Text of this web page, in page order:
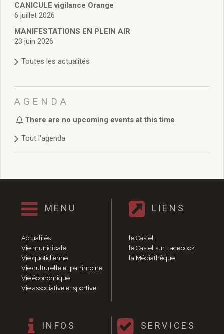
Budget de Fonctionnement
Budget d’Investissement
Conseils municipaux
Règlement du conseil municipal
Délibérations 2025
Délibérations 2022
Délibérations 2021
Délibérations 2020
Délibérations 2019
Délibérations 2018
Délibérations 2014
Délibérations 2013
Délibérations 2011
Délibérations 2010
Délibérations 2009
Délibérations 2008
Agenda réunions publiques
Marchés publics
Vie quotidienne
CANICULE vigilance Orange
6 juillet 2026
MANIFESTATIONS EN PLEIN AIR
23 juin 2026
Toutes les actualités
AGENDA
There are no upcoming events at this time
Tout l'agenda
MENU
Actualités
Vie municipale
Vie quotidienne
Vie culturelle et patrimoine
Vie économique
Vie associative et sportive
LIENS
le Castel
le Castel sur Facebook
la Médiathèque
INFOS SERVICES